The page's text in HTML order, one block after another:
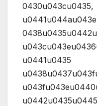
0430u043cu0435,
u0441u0435